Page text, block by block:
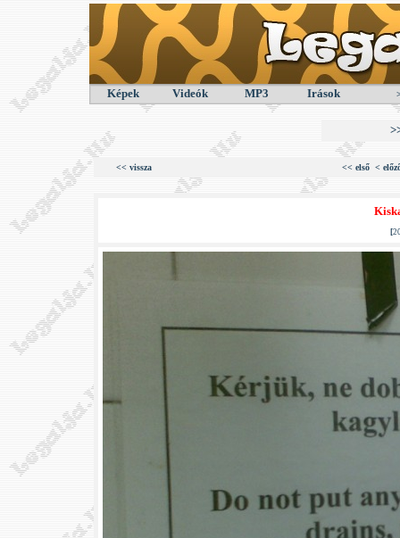
Képek Videók MP3 Irások
<< vissza << első <
[